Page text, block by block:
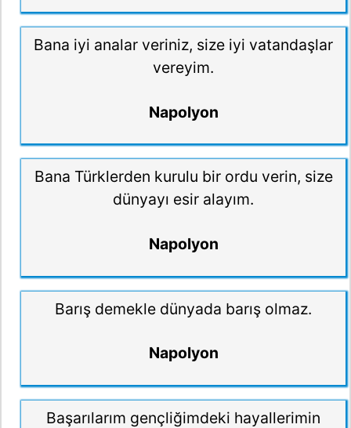
Bana iyi analar veriniz, size iyi vatandaşlar
vereyim.
Napolyon
Bana Türklerden kurulu bir ordu verin, size
dünyayı esir alayım.
Napolyon
Barış demekle dünyada barış olmaz.
Napolyon
Başarılarım gençliğimdeki hayallerimin